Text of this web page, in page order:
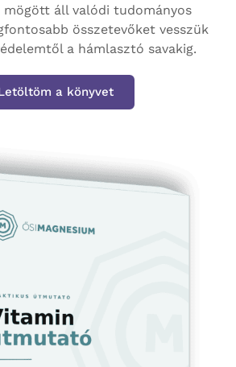
mögött áll valódi tudományos
összetevőket vesszük
a hámlasztó savakig.
a könyvet